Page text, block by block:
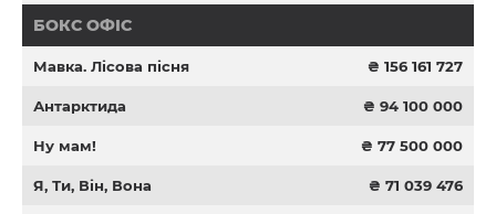
БОКС ОФІС
Мавка. Лісова пісня ₴ 156 161 727
Антарктида ₴ 94 100 000
Ну мам! ₴ 77 500 000
Я, Ти, Він, Вона ₴ 71 039 476